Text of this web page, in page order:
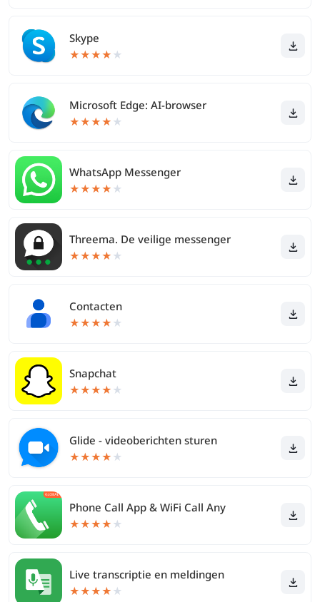
Skype
★★★★ ★
Microsoft Edge: AI-browser
★★★★ ★
WhatsApp Messenger
★★★★ ★
Threema. De veilige messenger
★★★★ ★
Contacten
★★★★ ★
Snapchat
★★★★ ★
Glide - videoberichten sturen
★★★★ ★
Phone Call App & WiFi Call Any
★★★★ ★
Live transcriptie en meldingen
★★★★ ★